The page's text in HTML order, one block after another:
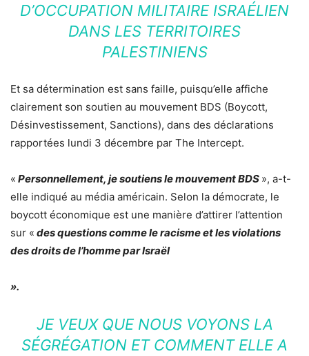
D’OCCUPATION MILITAIRE ISRAÉLIEN
DANS LES TERRITOIRES
PALESTINIENS
Et sa détermination est sans faille, puisqu’elle affiche
clairement son soutien au mouvement BDS (Boycott,
Désinvestissement, Sanctions), dans des déclarations
rapportées lundi 3 décembre par The Intercept.
« Personnellement, je soutiens le mouvement BDS », a-t-
elle indiqué au média américain. Selon la démocrate, le
boycott économique est une manière d’attirer l’attention
sur « des questions comme le racisme et les violations
des droits de l’homme par Israël
».
JE VEUX QUE NOUS VOYONS LA
SÉGRÉGATION ET COMMENT ELLE A